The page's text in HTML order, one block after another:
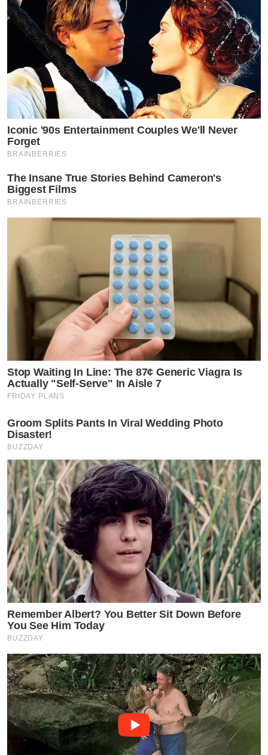
Iconic '90s Entertainment Couples We'll Never
Forget
BRAINBERRIES
The Insane True Stories Behind Cameron's
Biggest Films
BRAINBERRIES
Stop Waiting In Line: The 87¢ Generic Viagra Is
Actually "Self-Serve" In Aisle 7
FRIDAY PLANS
Groom Splits Pants In Viral Wedding Photo
Disaster!
BUZZDAY
Remember Albert? You Better Sit Down Before
You See Him Today
BUZZDAY